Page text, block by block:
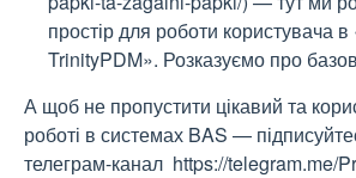
простір для роботи користувача в
TrinityPDM». Розказуємо про
А щоб не пропустити цікавий та
роботі в системах BAS —
телеграм-канал https://telegram.me/